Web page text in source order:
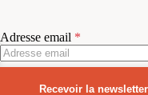
Adresse email
Recevoir la newsletter